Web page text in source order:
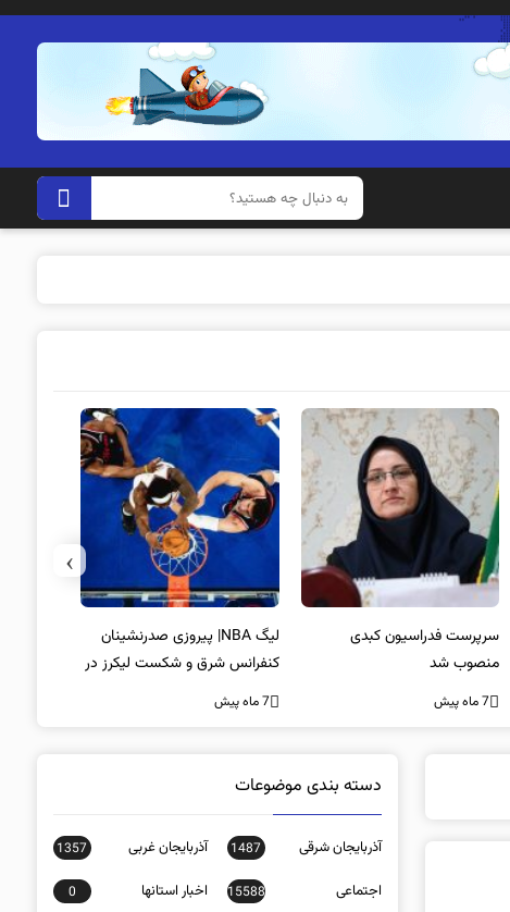
سرپرست فدراسیون کبدی
منصوب شد
7 ماه پیش
لیگ NBA| پیروزی صدرنشینان
کنفرانس شرق و شکست لیکرز در
غیاب جیمز
7 ماه پیش
›
دسته بندی موضوعات
آذربایجان شرقی 1487 آذربایجان غربی 1357
اجتماعی 15588 اخبار استانها 0